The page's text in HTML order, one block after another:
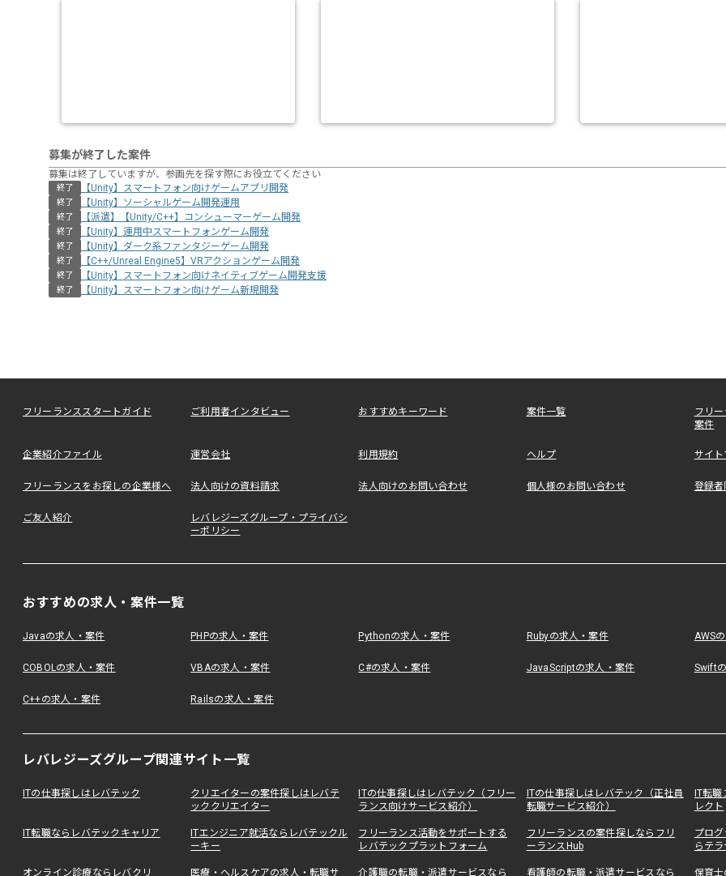
募集が終了した案件
募集は終了していますが、参画先を探す際にお役立てください
終了 【Unity】スマートフォン向けゲームアプリ開発
終了 【Unity】ソーシャルゲーム開発運用
終了 【派遣】【Unity/C++】コンシューマーゲーム開発
終了 【Unity】運用中スマートフォンゲーム開発
終了 【Unity】ダーク系ファンタジーゲーム開発
終了 【C++/Unreal Engine5】VRアクションゲーム開発
終了 【Unity】スマートフォン向けネイティブゲーム開発支援
終了 【Unity】スマートフォン向けゲーム新規開発
フリーランススタートガイド ご利用者インタビュー おすすめキーワード 案件一覧
フリ
案件
企業紹介ファイル 運営会社 利用規約 ヘルプ サイ
フリーランスをお探しの企業様へ 法人向けの資料請求 法人向けのお問い合わせ 個人様のお問い合わせ 登録
ご友人紹介
レバレジーズグループ・プライバシ
ーポリシー
おすすめの求人・案件一覧
Javaの求人・案件 PHPの求人・案件 Pythonの求人・案件 Rubyの求人・案件 AWS
COBOLの求人・案件 VBAの求人・案件 C#の求人・案件 JavaScriptの求人・案件 Swift
C++の求人・案件 Railsの求人・案件
レバレジーズグループ関連サイト一覧
ITの仕事探しはレバテック
クリエイターの案件探しはレバテ
ッククリエイター
ITの仕事探しはレバテック（フリー
ランス向けサービス紹介）
ITの仕事探しはレバテック（正社員
転職サービス紹介）
IT転
レクト
IT転職ならレバテックキャリア
ITエンジニア就活ならレバテックル
ーキー
フリーランス活動をサポートする
レバテックプラットフォーム
フリーランスの案件探しならフリ
ーランスHub
プロ
らテ
オンライン診療ならレバクリ 医療・ヘルスケアの求人・転職サ 介護職の転職・派遣サービスなら 看護師の転職・派遣サービスなら 保育